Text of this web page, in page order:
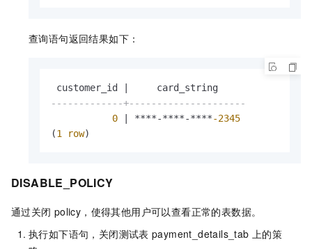
查询语句返回结果如下：
customer_id |
-------------+---------------------
0
| ****-****-****-2345
(1 row)
DISABLE_POLICY
通过关闭 policy，使得其他用户可以查看正常的表数据。
执行如下语句，关闭测试表 payment_details_tab 上的策